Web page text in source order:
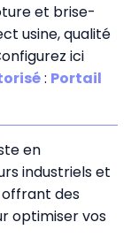
et brise-
usine, qualité
ici
: Portail
en
industriels et
des
optimiser vos